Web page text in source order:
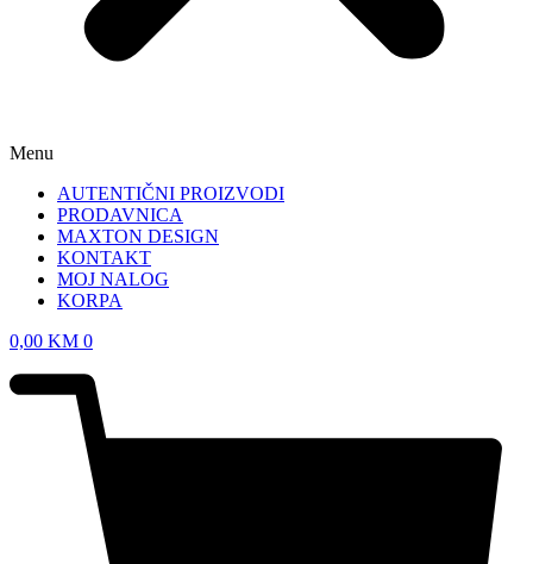
Menu
AUTENTIČNI PROIZVODI
PRODAVNICA
MAXTON DESIGN
KONTAKT
MOJ NALOG
KORPA
0,00 KM 0